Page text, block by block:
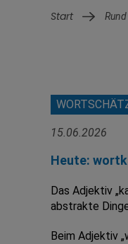
15.06.2026
Heute:
Das Adjektiv
abstrakte
Beim Adjektiv